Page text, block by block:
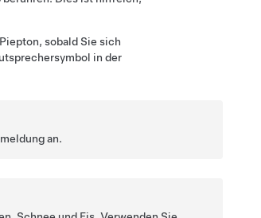
sobald Sie sich
in der
an.